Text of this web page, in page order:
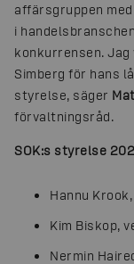
affärsgruppen
i
konkurrensen.
Simberg för hans
styrelse, säger
förvaltningsråd.
SOK:s styrelse
Hannu
Kim Biskop,
Nermin